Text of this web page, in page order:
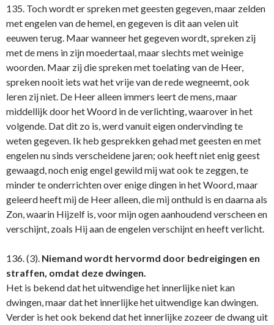
135. Toch wordt er spreken met geesten gegeven, maar zelden
met engelen van de hemel, en gegeven is dit aan velen uit
eeuwen terug. Maar wanneer het gegeven wordt, spreken zij
met de mens in zijn moedertaal, maar slechts met weinige
woorden. Maar zij die spreken met toelating van de Heer,
spreken nooit iets wat het vrije van de rede wegneemt, ook
leren zij niet. De Heer alleen immers leert de mens, maar
middellijk door het Woord in de verlichting, waarover in het
volgende. Dat dit zo is, werd vanuit eigen ondervinding te
weten gegeven. Ik heb gesprekken gehad met geesten en met
engelen nu sinds verscheidene jaren; ook heeft niet enig geest
gewaagd, noch enig engel gewild mij wat ook te zeggen, te
minder te onderrichten over enige dingen in het Woord, maar
geleerd heeft mij de Heer alleen, die mij onthuld is en daarna als
Zon, waarin Hijzelf is, voor mijn ogen aanhoudend verscheen en
verschijnt, zoals Hij aan de engelen verschijnt en heeft verlicht.
136. (3). Niemand wordt hervormd door bedreigingen en
straffen, omdat deze dwingen.
Het is bekend dat het uitwendige het innerlijke niet kan
dwingen, maar dat het innerlijke het uitwendige kan dwingen.
Verder is het ook bekend dat het innerlijke zozeer de dwang uit